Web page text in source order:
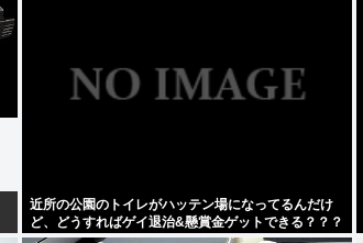
近所の公園のトイレがハッテン場になってるんだけ
ど、どうすればゲイ退治&懸賞金ゲットできる？？？